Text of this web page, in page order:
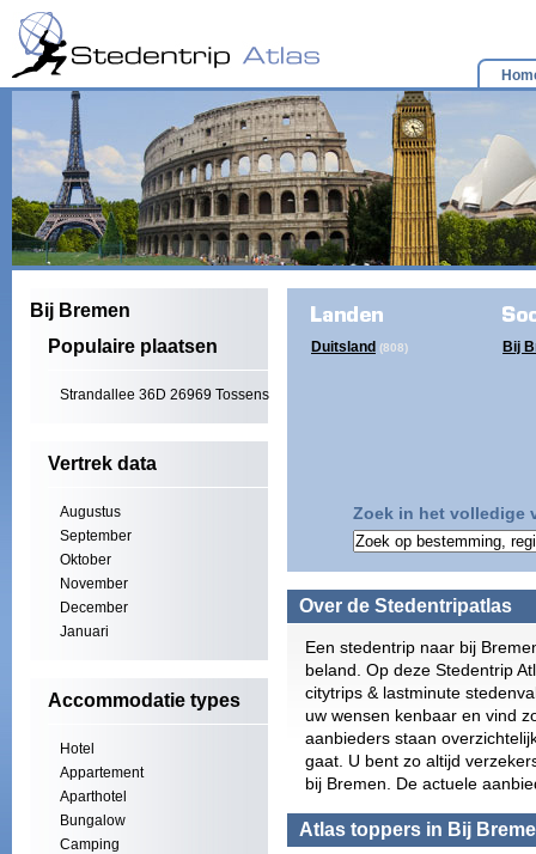
Bij Bremen
Populaire plaatsen
Strandallee 36D 26969 Tossens
Vertrek data
Augustus
September
Oktober
November
December
Januari
Accommodatie types
Hotel
Appartement
Aparthotel
Bungalow
Camping
Duitsland (808) Bij
Zoek in het volledige
Over de Stedentripatlas
Een stedentrip naar bij
beland. Op deze Stedentrip
citytrips & lastminute
uw wensen kenbaar en vind
aanbieders staan
gaat. U bent zo altijd
bij Bremen. De actuele
Atlas toppers in Bij